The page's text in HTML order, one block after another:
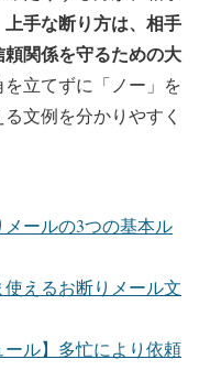
上手な断り方は、相手
関係を守るための大
立てずに「ノー」を
文例を分かりやすく
ールの3つの基本ル
使えるお断りメール文
ル】多忙により依頼